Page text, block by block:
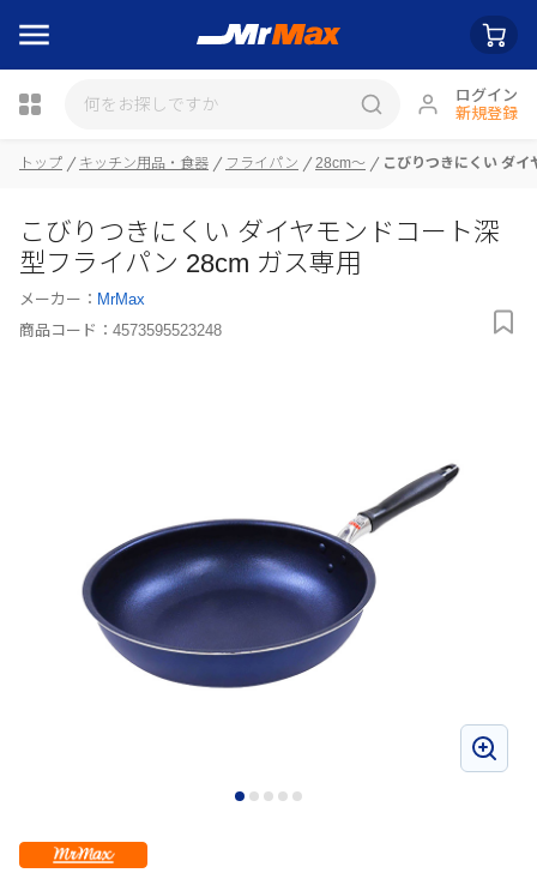
ログイン
新規登録
トップ キッチン用品・食器 フライパン 28cm～ こびりつきにくい ダ
こびりつきにくい ダイヤモンドコート深
型フライパン 28cm ガス専用
メーカー： MrMax
商品コード： 4573595523248